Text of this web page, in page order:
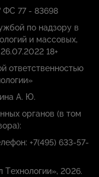
77 - 83698
по надзору в
и массовых,
18+
ответственностью
А. Ю.
органов (в том
+7(495) 633-57-
2026.